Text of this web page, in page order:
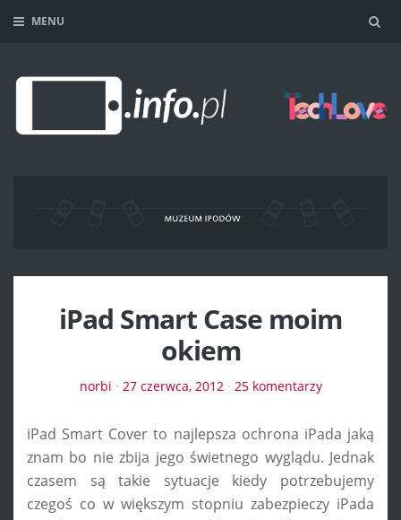
MENU
iPad Smart Case moim
okiem
norbi · 27 czerwca, 2012 · 25 komentarzy
iPad Smart Cover to najlepsza ochrona iPada jaką
znam bo nie zbija jego świetnego wyglądu. Jednak
czasem są takie sytuacje kiedy potrzebujemy
czegoś co w większym stopniu zabezpieczy iPada